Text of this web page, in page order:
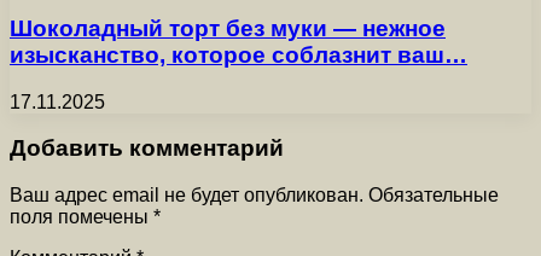
Шоколадный торт без муки — нежное
изысканство, которое соблазнит ваш…
17.11.2025
Добавить комментарий
Ваш адрес email не будет опубликован. Обязательные
поля помечены *